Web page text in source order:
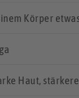
Körper
Haut,